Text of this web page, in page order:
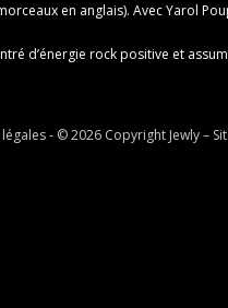
en anglais). Avec Yarol
d’énergie rock positive et
- © 2026 Copyright Jewly –